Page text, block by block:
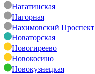
Нагатинская
Нагорная
Нахимовский Проспект
Новаторская
Новогиреево
Новокосино
Новокузнецкая